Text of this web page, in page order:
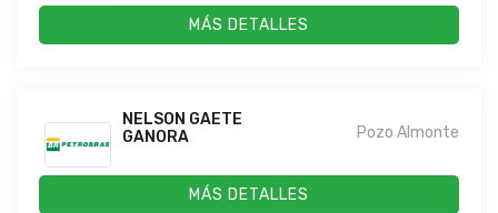
MÁS DETALLES
NELSON GAETE
GANORA
Pozo Almonte
MÁS DETALLES